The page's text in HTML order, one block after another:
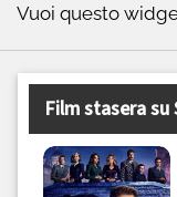
Vuoi questo